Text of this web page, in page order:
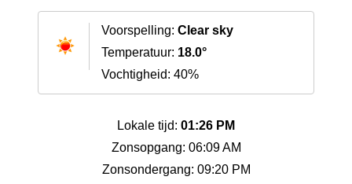
Voorspelling: Clear sky
Temperatuur: 18.0°
Vochtigheid: 40%
Lokale tijd: 01:26 PM
Zonsopgang: 06:09 AM
Zonsondergang: 09:20 PM